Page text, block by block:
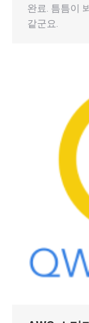
완료. 틈틈이
같군요.